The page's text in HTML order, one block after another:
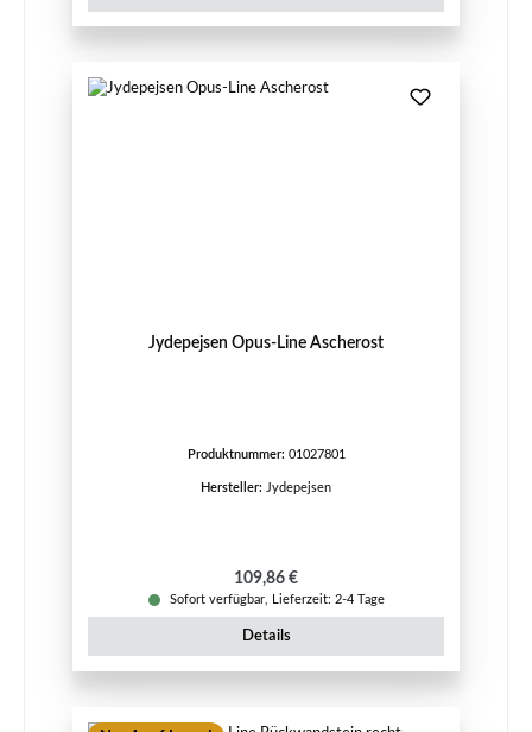
Jydepejsen Opus-Line Ascherost
Produktnummer: 01027801
Hersteller: Jydepejsen
Regulärer Preis:
109,86 €
Sofort verfügbar, Lieferzeit: 2-4 Tage
Details